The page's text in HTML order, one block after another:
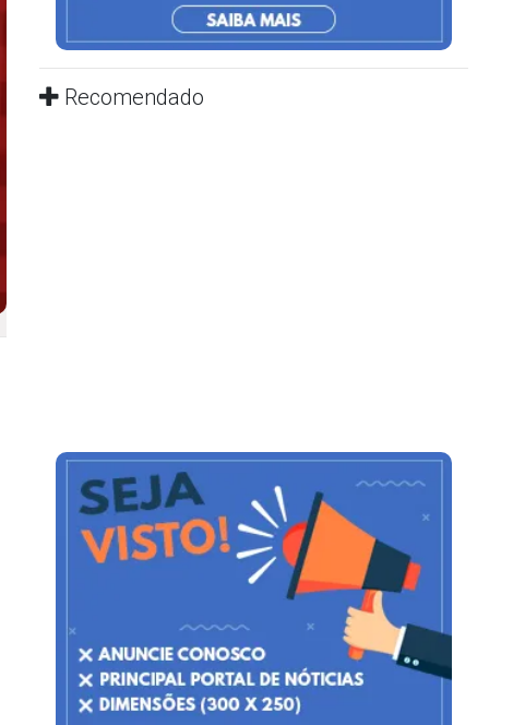
Recomendado